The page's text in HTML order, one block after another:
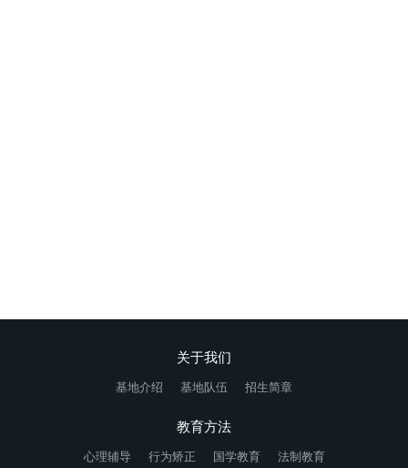
关于我们
基地介绍 基地队伍 招生简章
教育方法
心理辅导 行为矫正 国学教育 法制教育